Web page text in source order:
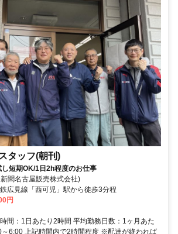
タッフ(朝刊)
短期OK/1日2h程度のお仕事
聞名古屋販売株式会社)
広見線「西可児」駅から徒歩3分程
円
間：1日あたり2時間 平均勤務日数：1ヶ月あた
～6:00 上記時間内で2時間程度 ※配達が終われば